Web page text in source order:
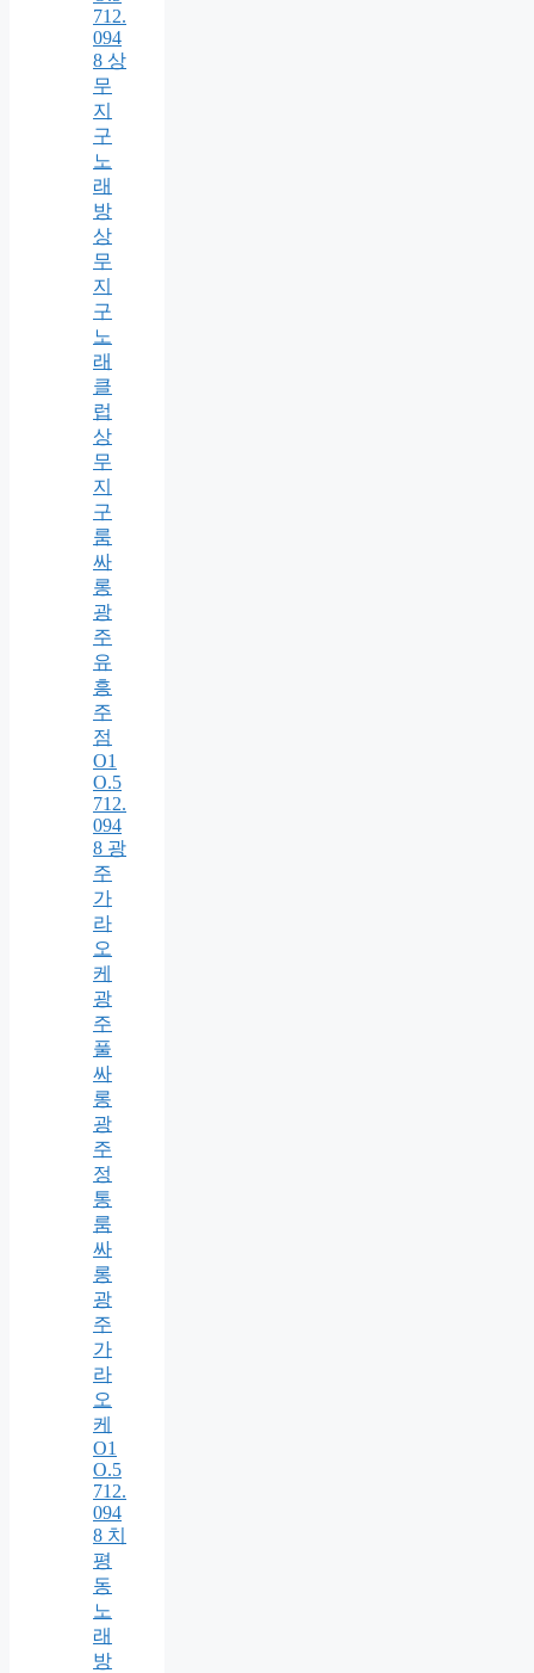
712.
094
8 상
무
지
구
노
래
방
상
무
지
구
노
래
클
럽
상
무
지
구
룸
싸
롱
광
주
유
흥
주
점
O1
O.5
712.
094
8 광
주
가
라
오
케
광
주
풀
싸
롱
광
주
정
통
룸
싸
롱
광
주
가
라
오
케
O1
O.5
712.
094
8 치
평
동
노
래
방